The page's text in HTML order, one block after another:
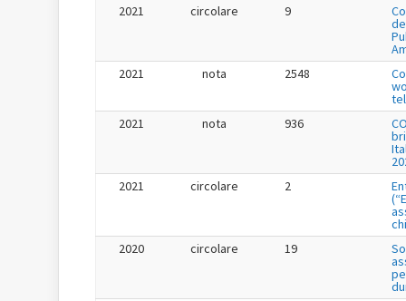
2021
circolare 9
2021
nota 2548
2021
nota 936
2021
circolare 2
2020
circolare 19